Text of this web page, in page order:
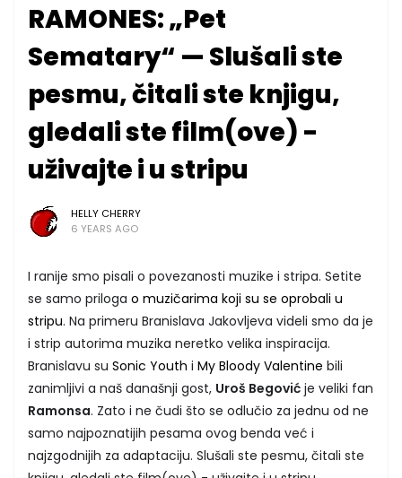
RAMONES: „Pet
Sematary“ — Slušali ste
pesmu, čitali ste knjigu,
gledali ste film(ove) -
uživajte i u stripu
HELLY CHERRY
6 YEARS AGO
I ranije smo pisali o povezanosti muzike i stripa. Setite
se samo priloga o muzičarima koji su se oprobali u
stripu. Na primeru Branislava Jakovljeva videli smo da je
i strip autorima muzika neretko velika inspiracija.
Branislavu su Sonic Youth i My Bloody Valentine bili
zanimljivi a naš današnji gost, Uroš Begović je veliki fan
Ramonsa. Zato i ne čudi što se odlučio za jednu od ne
samo najpoznatijih pesama ovog benda već i
najzgodnijih za adaptaciju. Slušali ste pesmu, čitali ste